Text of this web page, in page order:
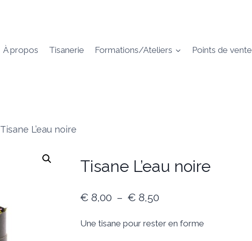
À propos Tisanerie Formations/Ateliers Points de vente
Tisane L’eau noire
Tisane L’eau noire
€ 8,00 – € 8,50Plage
Une tisane pour rester en forme